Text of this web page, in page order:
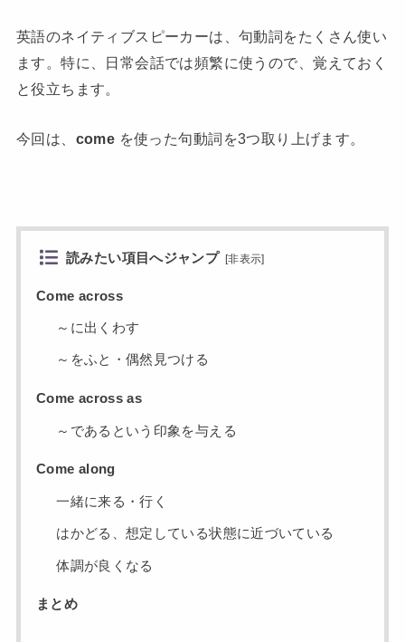
英語のネイティブスピーカーは、句動詞をたくさん使い
ます。特に、日常会話では頻繁に使うので、覚えておく
と役立ちます。
今回は、 come を使った句動詞を3つ取り上げます。
読みたい項目へジャンプ [非表示]
Come across
～に出くわす
～をふと・偶然見つける
Come across as
～であるという印象を与える
Come along
一緒に来る・行く
はかどる、想定している状態に近づいている
体調が良くなる
まとめ